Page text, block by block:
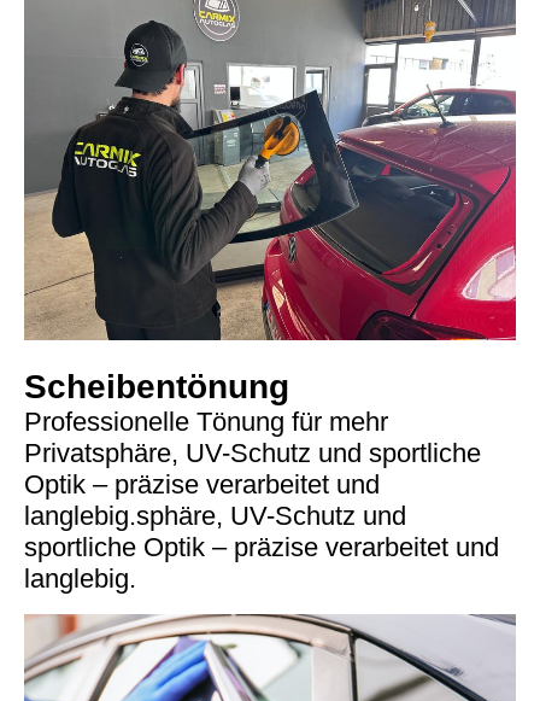
Scheibentönung
Professionelle Tönung für mehr
Privatsphäre, UV-Schutz und sportliche
Optik – präzise verarbeitet und
langlebig.sphäre, UV-Schutz und
sportliche Optik – präzise verarbeitet und
langlebig.